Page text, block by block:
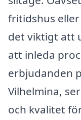
fritidshus
det viktigt att
att inleda
erbjudanden
Vilhelmina,
och kvalitet